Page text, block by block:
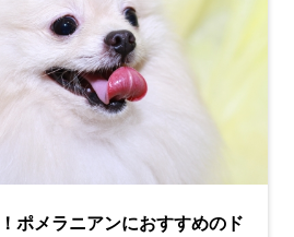
ポメラニアンにおすすめのド